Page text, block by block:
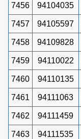
7456 94104035
7457 94105597
7458 94109828
7459 94110022
7460 94110135
7461 94111063
7462 94111459
7463 94111535